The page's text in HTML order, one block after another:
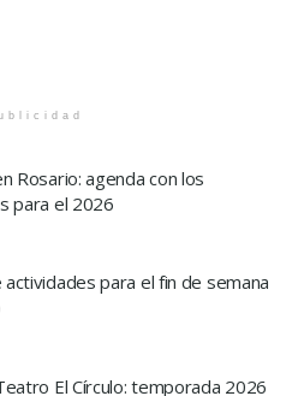
Rosario: agenda con los
para el 2026
actividades para el fin de semana
El Círculo: temporada 2026